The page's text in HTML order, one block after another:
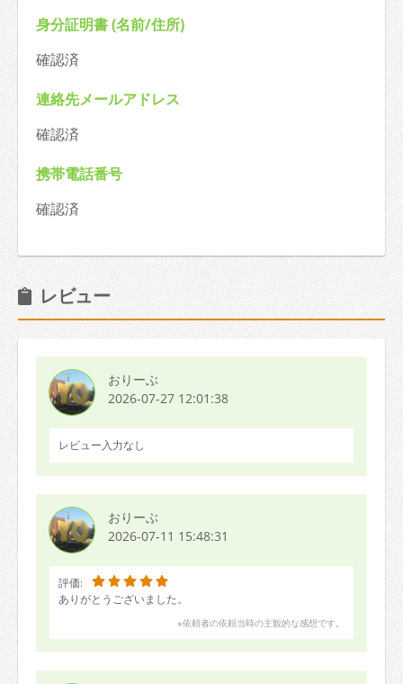
身分証明書 (名前/住所)
確認済
連絡先メールアドレス
確認済
携帯電話番号
確認済
レビュー
おりーぶ
2026-07-27 12:01:38
レビュー入力なし
おりーぶ
2026-07-11 15:48:31
評価:
ありがとうございました。
※依頼者の依頼当時の主観的な感想です。